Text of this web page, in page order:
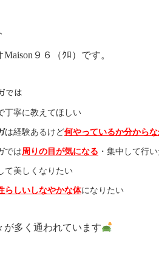
９６（ｸﾛ）です。
では
丁寧に教えてほしい
は経験あるけど何やっているか分から
では周りの目が気になる ・集中して行
て美しくなりたい
らしいしなやかな体になりたい
が多く通われています